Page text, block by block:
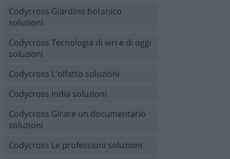
Codycross Giardino botanico
soluzioni
Codycross Tecnologia di ieri e di oggi
soluzioni
Codycross L'olfatto soluzioni
Codycross India soluzioni
Codycross Girare un documentario
soluzioni
Codycross Le professioni soluzioni